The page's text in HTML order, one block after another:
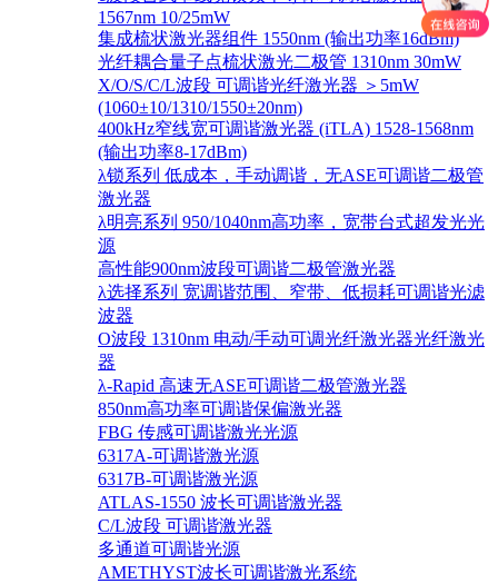
1567nm 10/25mW
集成梳状激光器组件 1550nm (输出功率16dBm)
光纤耦合量子点梳状激光二极管 1310nm 30mW
X/O/S/C/L波段 可调谐光纤激光器 ＞5mW
(1060±10/1310/1550±20nm)
400kHz窄线宽可调谐激光器 (iTLA) 1528-1568nm
(输出功率8-17dBm)
λ锁系列 低成本，手动调谐，无ASE可调谐二极管
激光器
λ明亮系列 950/1040nm高功率，宽带台式超发光光
源
高性能900nm波段可调谐二极管激光器
λ选择系列 宽调谐范围、窄带、低损耗可调谐光滤
波器
O波段 1310nm 电动/手动可调光纤激光器光纤激光
器
λ-Rapid 高速无ASE可调谐二极管激光器
850nm高功率可调谐保偏激光器
FBG 传感可调谐激光光源
6317A-可调谐激光源
6317B-可调谐激光源
ATLAS-1550 波长可调谐激光器
C/L波段 可调谐激光器
多通道可调谐光源
AMETHYST波长可调谐激光系统